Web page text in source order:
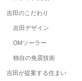
吉田のこだわり
吉田デザイン
OMソーラー
独自の免震技術
吉田が提案する住まい